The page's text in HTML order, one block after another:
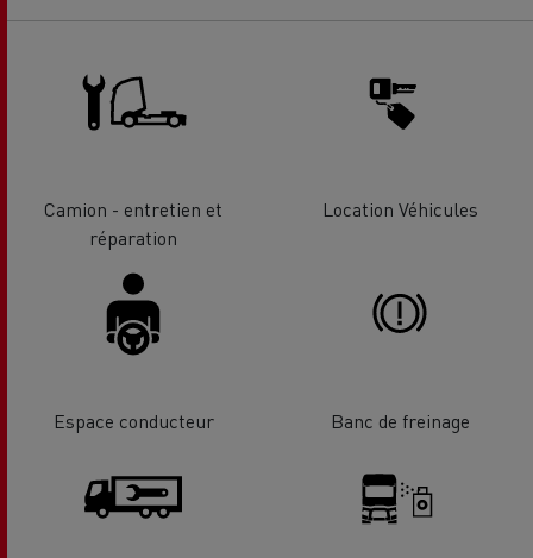
Camion - entretien et
réparation
Location Véhicules
Espace conducteur Banc de freinage